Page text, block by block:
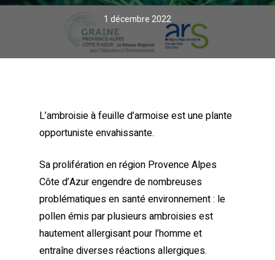
1 décembre 2022
L’ambroisie à feuille d’armoise est une plante
opportuniste envahissante.
Sa prolifération en région Provence Alpes
Côte d’Azur engendre de nombreuses
problématiques en santé environnement : le
pollen émis par plusieurs ambroisies est
hautement allergisant pour l’homme et
entraîne diverses réactions allergiques.